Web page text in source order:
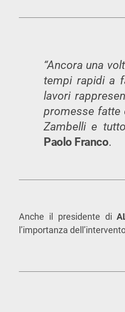
“Ancora una
tempi rapidi a
lavori
promesse fatte
Zambelli e
Paolo Franco.
Anche il presidente di
l’importanza